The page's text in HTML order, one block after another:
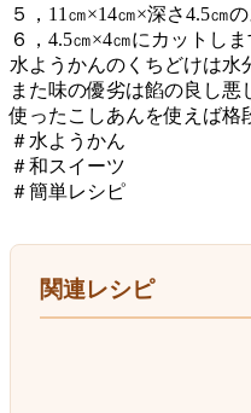
５，11㎝×14㎝×深さ4.5㎝
６，4.5㎝×4㎝にカットしま
水ようかんのくちどけは水
また味の優劣は餡の良し
使ったこしあんを使えば
＃水ようかん
＃和スイーツ
＃簡単レシピ
関連レシピ